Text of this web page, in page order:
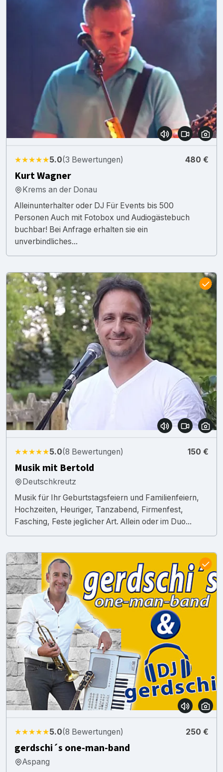
★★★★★5.0(3 Bewertungen) 480 €
Kurt Wagner
Krems an der Donau
Alleinunterhalter oder DJ Für Events bis 500
Personen Auch mit Fotobox und Audiogästebuch
buchbar! Bei Anfrage erhalten sie ein
unverbindliches...
★★★★★5.0(8 Bewertungen) 150 €
Musik mit Bertold
Deutschkreutz
Musik für Ihr Geburtstagsfeiern und Familienfeiern,
Hochzeiten, Heuriger, Tanzabend, Firmenfest,
Fasching, Feste jeglicher Art. Allein oder im Duo...
★★★★★5.0(8 Bewertungen) 250 €
gerdschi´s one-man-band
Aspang